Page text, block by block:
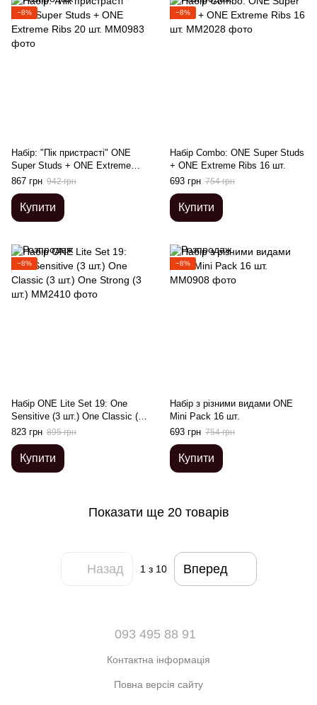
−8%
Набір: "Пік пристрасті" ONE
Super Studs + ONE Extreme
Ribs 20 шт.
867 грн 942 грн
Купити
−8%
Набір Combo: ONE Super Studs
+ ONE Extreme Ribs 16 шт.
693 грн 754 грн
Купити
−8%
Набір ONE Lite Set 19: One
Sensitive (3 шт.) One Classic (3
шт.) One Strong (3 шт.)
823 грн 895 грн
Купити
−8%
Набір з різними видами ONE
Mini Pack 16 шт.
693 грн 754 грн
Купити
Показати ще 20 товарів
Назад 1 з 10 Вперед
093 495 88 91
Контактна інформація
Повна версія сайту